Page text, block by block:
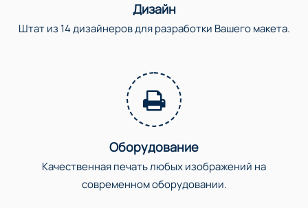
Дизайн
Штат из 14 дизайнеров для разработки Вашего макета.
Оборудование
Качественная печать любых изображений на
современном оборудовании.